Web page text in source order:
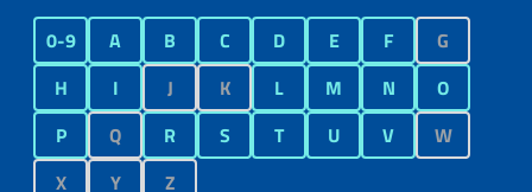
0-9 A B C D E F
G
H
I J K L M N
O
P
Q R S T U V
W
X
Y Z